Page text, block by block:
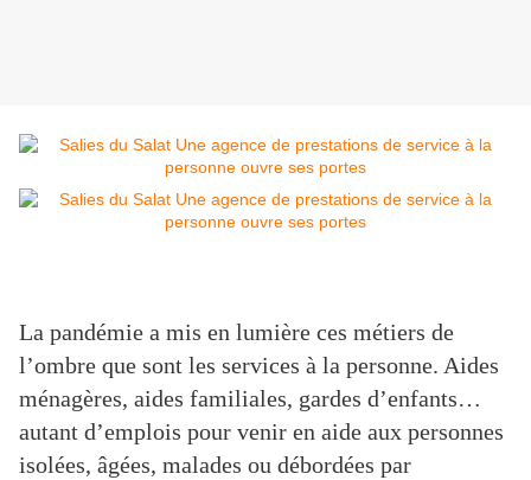
La pandémie a mis en lumière ces métiers de
l’ombre que sont les services à la personne. Aides
ménagères, aides familiales, gardes d’enfants…
autant d’emplois pour venir en aide aux personnes
isolées, âgées, malades ou débordées par